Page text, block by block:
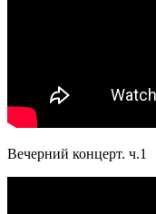
Вечерний концерт. ч.1